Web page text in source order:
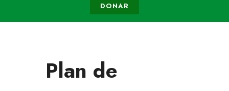
DONAR
Plan de